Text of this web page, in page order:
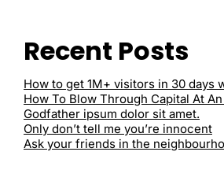
Recent Posts
How to get 1M+ visitors in 30 days
How To Blow Through Capital At
Godfather ipsum dolor sit amet.
Only don’t tell me you’re innocent
Ask your friends in the